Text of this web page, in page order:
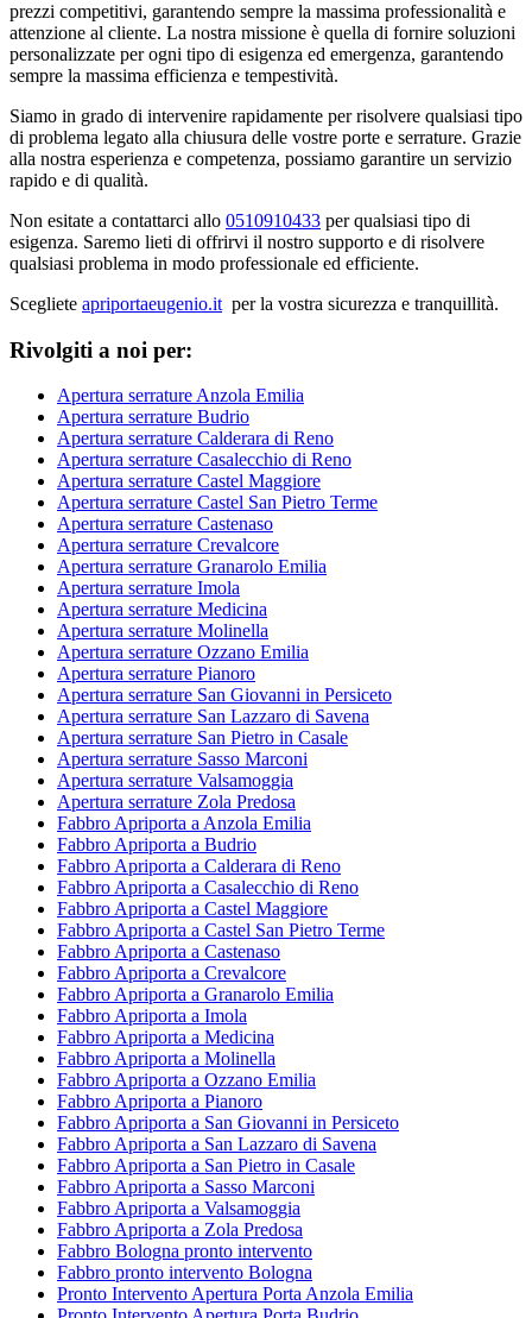
prezzi competitivi, garantendo sempre la massima professionalità e
attenzione al cliente. La nostra missione è quella di fornire soluzioni
personalizzate per ogni tipo di esigenza ed emergenza, garantendo
sempre la massima efficienza e tempestività.
Siamo in grado di intervenire rapidamente per risolvere qualsiasi tipo
di problema legato alla chiusura delle vostre porte e serrature. Grazie
alla nostra esperienza e competenza, possiamo garantire un servizio
rapido e di qualità.
Non esitate a contattarci allo 0510910433 per qualsiasi tipo di
esigenza. Saremo lieti di offrirvi il nostro supporto e di risolvere
qualsiasi problema in modo professionale ed efficiente.
Scegliete apriportaeugenio.it per la vostra sicurezza e tranquillità.
Rivolgiti a noi per:
Apertura serrature Anzola Emilia
Apertura serrature Budrio
Apertura serrature Calderara di Reno
Apertura serrature Casalecchio di Reno
Apertura serrature Castel Maggiore
Apertura serrature Castel San Pietro Terme
Apertura serrature Castenaso
Apertura serrature Crevalcore
Apertura serrature Granarolo Emilia
Apertura serrature Imola
Apertura serrature Medicina
Apertura serrature Molinella
Apertura serrature Ozzano Emilia
Apertura serrature Pianoro
Apertura serrature San Giovanni in Persiceto
Apertura serrature San Lazzaro di Savena
Apertura serrature San Pietro in Casale
Apertura serrature Sasso Marconi
Apertura serrature Valsamoggia
Apertura serrature Zola Predosa
Fabbro Apriporta a Anzola Emilia
Fabbro Apriporta a Budrio
Fabbro Apriporta a Calderara di Reno
Fabbro Apriporta a Casalecchio di Reno
Fabbro Apriporta a Castel Maggiore
Fabbro Apriporta a Castel San Pietro Terme
Fabbro Apriporta a Castenaso
Fabbro Apriporta a Crevalcore
Fabbro Apriporta a Granarolo Emilia
Fabbro Apriporta a Imola
Fabbro Apriporta a Medicina
Fabbro Apriporta a Molinella
Fabbro Apriporta a Ozzano Emilia
Fabbro Apriporta a Pianoro
Fabbro Apriporta a San Giovanni in Persiceto
Fabbro Apriporta a San Lazzaro di Savena
Fabbro Apriporta a San Pietro in Casale
Fabbro Apriporta a Sasso Marconi
Fabbro Apriporta a Valsamoggia
Fabbro Apriporta a Zola Predosa
Fabbro Bologna pronto intervento
Fabbro pronto intervento Bologna
Pronto Intervento Apertura Porta Anzola Emilia